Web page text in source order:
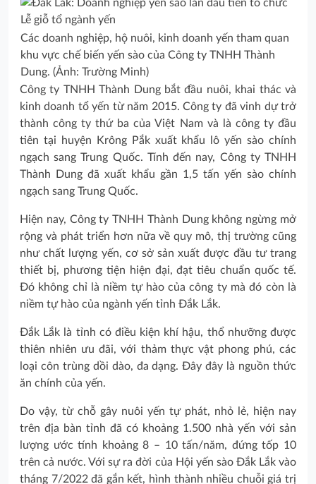
Các doanh nghiệp, hộ nuôi, kinh doanh yến tham quan
khu vực chế biến yến sào của Công ty TNHH Thành
Dung. (Ảnh: Trường Minh)
Công ty TNHH Thành Dung bắt đầu nuôi, khai thác và
kinh doanh tổ yến từ năm 2015. Công ty đã vinh dự trở
thành công ty thứ ba của Việt Nam và là công ty đầu
tiên tại huyện Krông Pắk xuất khẩu lô yến sào chính
ngạch sang Trung Quốc. Tính đến nay, Công ty TNHH
Thành Dung đã xuất khẩu gần 1,5 tấn yến sào chính
ngạch sang Trung Quốc.
Hiện nay, Công ty TNHH Thành Dung không ngừng mở
rộng và phát triển hơn nữa về quy mô, thị trường cũng
như chất lượng yến, cơ sở sản xuất được đầu tư trang
thiết bị, phương tiện hiện đại, đạt tiêu chuẩn quốc tế.
Đó không chỉ là niềm tự hào của công ty mà đó còn là
niềm tự hào của ngành yến tỉnh Đắk Lắk.
Đắk Lắk là tỉnh có điều kiện khí hậu, thổ nhưỡng được
thiên nhiên ưu đãi, với thảm thực vật phong phú, các
loại côn trùng dồi dào, đa dạng. Đây đây là nguồn thức
ăn chính của yến.
Do vậy, từ chỗ gây nuôi yến tự phát, nhỏ lẻ, hiện nay
trên địa bàn tỉnh đã có khoảng 1.500 nhà yến với sản
lượng ước tính khoảng 8 – 10 tấn/năm, đứng tốp 10
trên cả nước. Với sự ra đời của Hội yến sào Đắk Lắk vào
tháng 7/2022 đã gắn kết, hình thành nhiều chuỗi giá trị